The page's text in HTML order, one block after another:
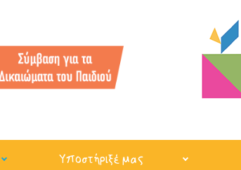
Υποστήριξέ μας